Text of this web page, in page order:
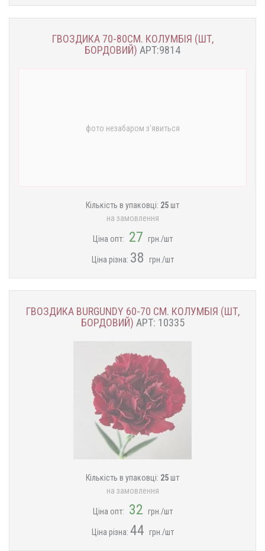
ГВОЗДИКА 70-80СМ. КОЛУМБІЯ (ШТ,
БОРДОВИЙ) АРТ:9814
фото незабаром з'явиться
Кількість в упаковці: 25 шт
на замовлення
Ціна опт: 27 грн./шт
Ціна різна: 38 грн./шт
ГВОЗДИКА BURGUNDY 60-70 СМ. КОЛУМБІЯ (ШТ,
БОРДОВИЙ) АРТ: 10335
Кількість в упаковці: 25 шт
на замовлення
Ціна опт: 32 грн./шт
Ціна різна: 44 грн./шт